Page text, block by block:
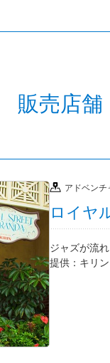
販売店舗
アドベンチ
ロイヤ
ジャズが流
提供：キリ